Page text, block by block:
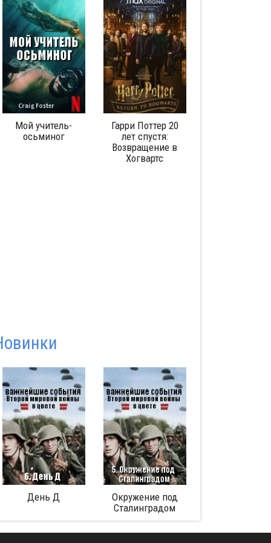
Мой учитель-
осьминог
Гарри Поттер 20
лет спустя:
Возвращение в
Хогвартс
Окружение под
Аферист из Tinder